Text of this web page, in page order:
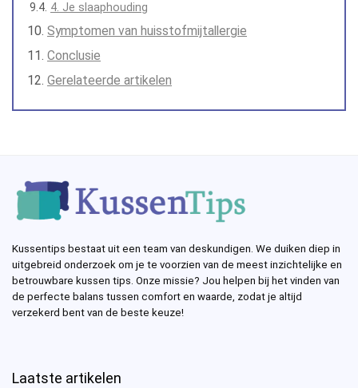
4. Je slaaphouding
Symptomen van huisstofmijtallergie
Conclusie
Gerelateerde artikelen
Kussentips bestaat uit een team van deskundigen. We duiken diep in
uitgebreid onderzoek om je te voorzien van de meest inzichtelijke en
betrouwbare kussen tips. Onze missie? Jou helpen bij het vinden van
de perfecte balans tussen comfort en waarde, zodat je altijd
verzekerd bent van de beste keuze!
Laatste artikelen